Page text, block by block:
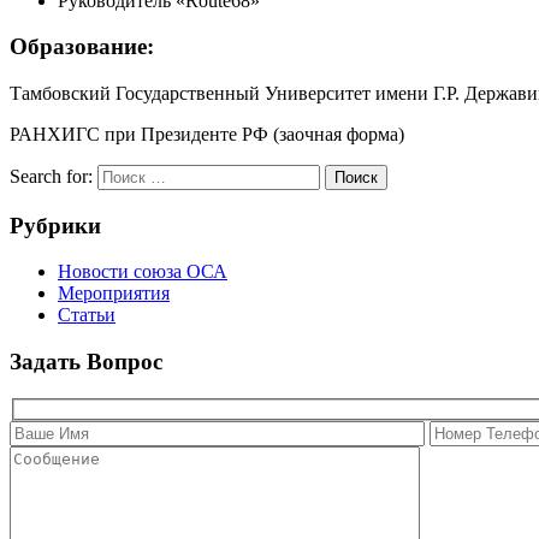
Образование:
Тамбовский Государственный Университет имени Г.Р.
РАНХИГС при Президенте РФ (заочная форма)
Search for: Поиск
Рубрики
Новости союза ОСА
Мероприятия
Статьи
Задать Вопрос